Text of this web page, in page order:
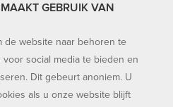
GEBRUIK VAN
de website naar behoren te
social media te bieden en
Dit gebeurt anoniem. U
als u onze website blijft